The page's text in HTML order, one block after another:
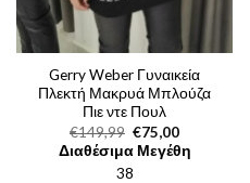
Gerry Weber Γυναικεία
Πλεκτή Μακρυά Μπλούζα
Πιε ντε Πουλ
€149,99 Original
price
was:
€149,99.
€75,00Η
τρέχουσα
τιμή
Διαθέσιμα Μεγέθη
38